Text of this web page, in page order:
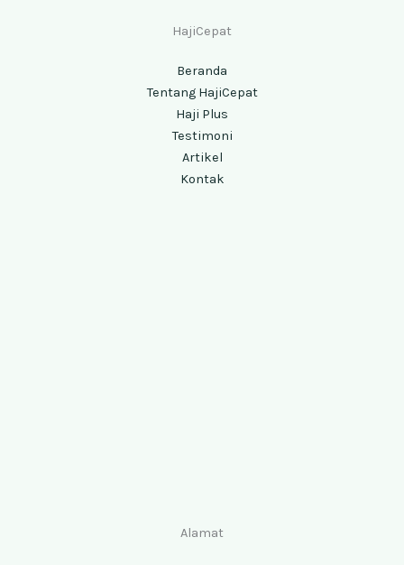
HajiCepat
Beranda
Tentang HajiCepat
Haji Plus
Testimoni
Artikel
Kontak
Alamat